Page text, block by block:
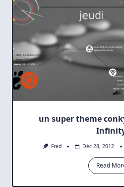
un super theme
Fred Déc 28, 2012
Read